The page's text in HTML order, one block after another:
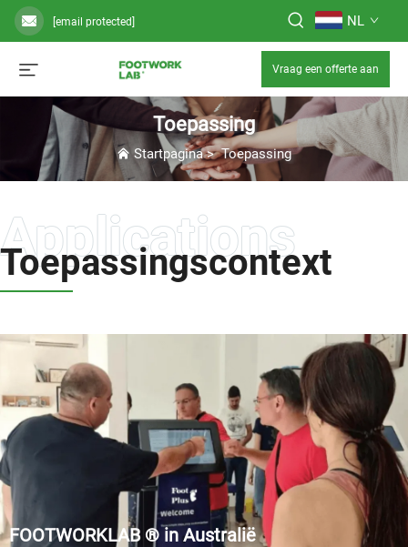
[email protected] NL
Vraag een offerte aan
Toepassing
Startpagina>Toepassing
Toepassingscontext
FOOTWORKLAB ® in Australië